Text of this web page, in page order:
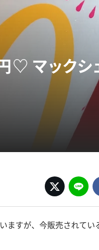
♡ マックシ
ますが、今販売されてい